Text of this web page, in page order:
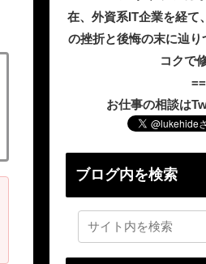
在、外資系IT企業を経て
の挫折と後悔の末に辿
コクで
お仕事の相談は
ブログ内を検索